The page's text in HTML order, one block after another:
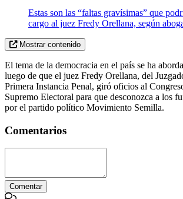
Estas son las “faltas gravísimas” que
cargo al juez Fredy Orellana, según
Mostrar contenido
El tema de la democracia en el país se ha
luego de que el juez Fredy Orellana, del
Primera Instancia Penal, giró oficios al
Supremo Electoral para que desconozca a los
por el partido político Movimiento Semilla.
Comentarios
Comentar